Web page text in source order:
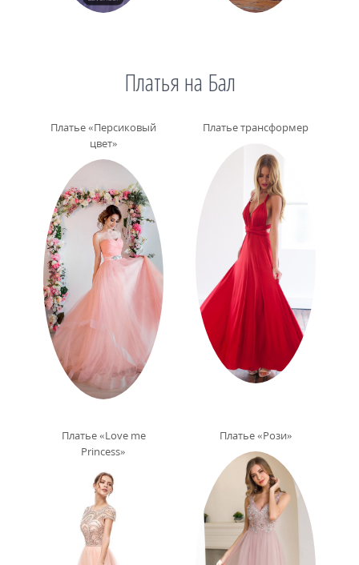
Платья на Бал
Платье «Персиковый
цвет»
Платье трансформер
Платье «Love me
Princess»
Платье «Рози»